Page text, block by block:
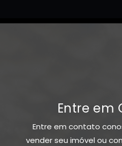
Entre em
Entre em contato
vender seu imóvel ou